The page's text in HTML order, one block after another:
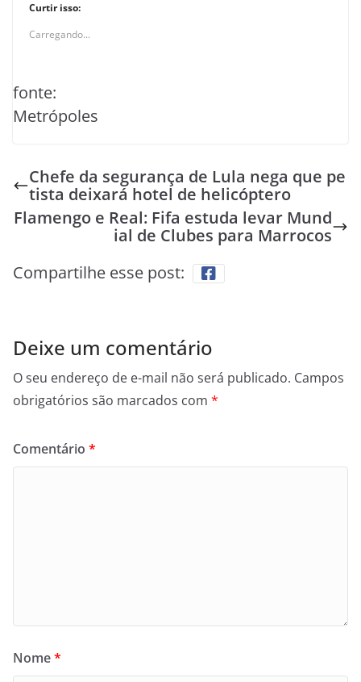
Curtir isso:
Carregando...
fonte:
Metrópoles
Chefe da segurança de Lula nega que pe
tista deixará hotel de helicóptero
Flamengo e Real: Fifa estuda levar Mund
ial de Clubes para Marrocos
Compartilhe esse post:
Deixe um comentário
O seu endereço de e-mail não será publicado. Campos
obrigatórios são marcados com *
Comentário *
Nome*